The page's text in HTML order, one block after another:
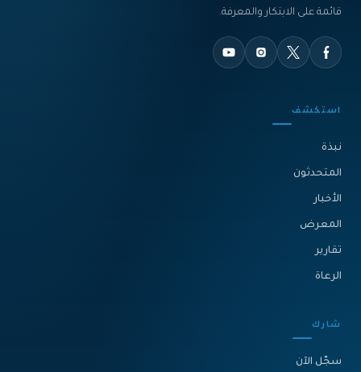
قائمة على الابتكار والمعرفة.
استكشف
نبذة‎
المتحدثون
الأخبار
المعرض
تقارير
الرعاة
شارك
سجّل الآن